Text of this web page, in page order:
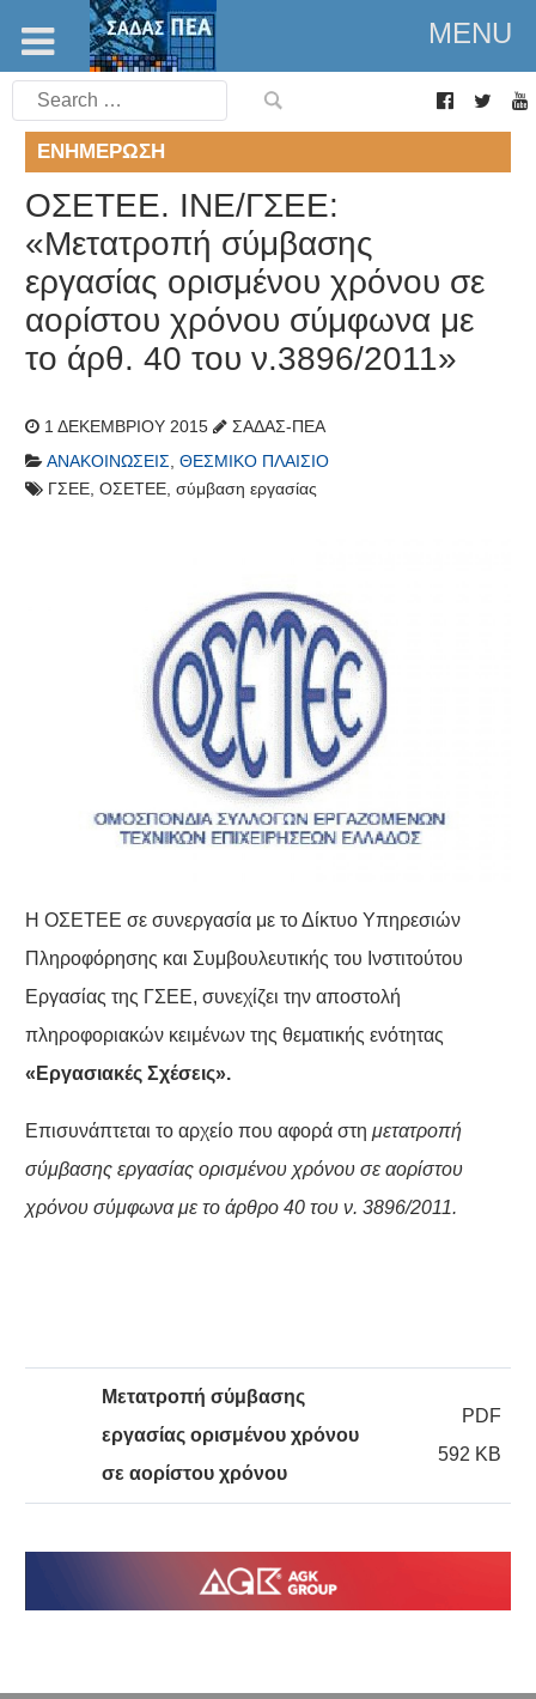
MENU
Search
for:
ΕΝΗΜΈΡΩΣΗ
ΟΣΕΤΕΕ. ΙΝΕ/ΓΣΕΕ:
«Μετατροπή σύμβασης
εργασίας ορισμένου χρόνου σε
αορίστου χρόνου σύμφωνα με
το άρθ. 40 του ν.3896/2011»
1 ΔΕΚΕΜΒΡΊΟΥ 2015
ΣΑΔΑΣ-ΠΕΑ
ΑΝΑΚΟΙΝΏΣΕΙΣ, ΘΕΣΜΙΚΌ ΠΛΑΊΣΙΟ
ΓΣΕΕ, ΟΣΕΤΕΕ, σύμβαση εργασίας
Η ΟΣΕΤΕΕ σε συνεργασία με το Δίκτυο Υπηρεσιών
Πληροφόρησης και Συμβουλευτικής του Ινστιτούτου
Εργασίας της ΓΣΕΕ, συνεχίζει την αποστολή
πληροφοριακών κειμένων της θεματικής ενότητας
«Εργασιακές Σχέσεις».
Επισυνάπτεται το αρχείο που αφορά στη μετατροπή
σύμβασης εργασίας ορισμένου χρόνου σε αορίστου
χρόνου σύμφωνα με το άρθρο 40 του ν. 3896/2011.
Μετατροπή σύμβασης
εργασίας ορισμένου χρόνου
σε αορίστου χρόνου
PDF
592 KB